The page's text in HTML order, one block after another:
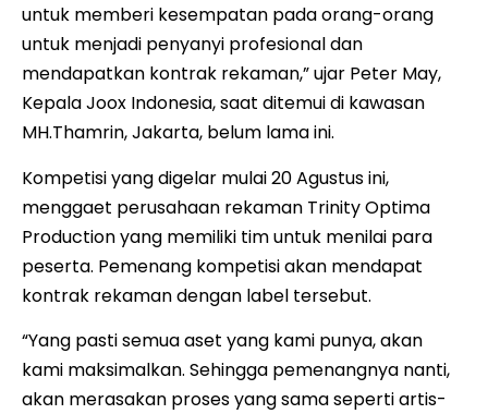
untuk memberi kesempatan pada orang-orang
untuk menjadi penyanyi profesional dan
mendapatkan kontrak rekaman,” ujar Peter May,
Kepala Joox Indonesia, saat ditemui di kawasan
MH.Thamrin, Jakarta, belum lama ini.
Kompetisi yang digelar mulai 20 Agustus ini,
menggaet perusahaan rekaman Trinity Optima
Production yang memiliki tim untuk menilai para
peserta. Pemenang kompetisi akan mendapat
kontrak rekaman dengan label tersebut.
“Yang pasti semua aset yang kami punya, akan
kami maksimalkan. Sehingga pemenangnya nanti,
akan merasakan proses yang sama seperti artis-